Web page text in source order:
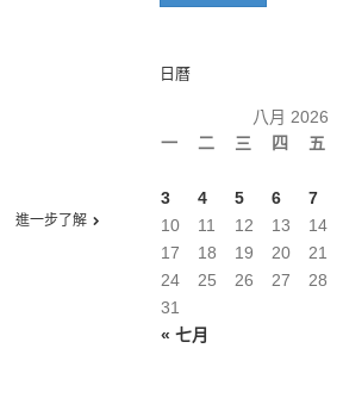
進一步了解
日曆
八月 2026
一
二 三 四 五
« 七月
3
4 5 6 7
10
11 12 13 14
17
18 19 20 21
24
25 26 27 28
31